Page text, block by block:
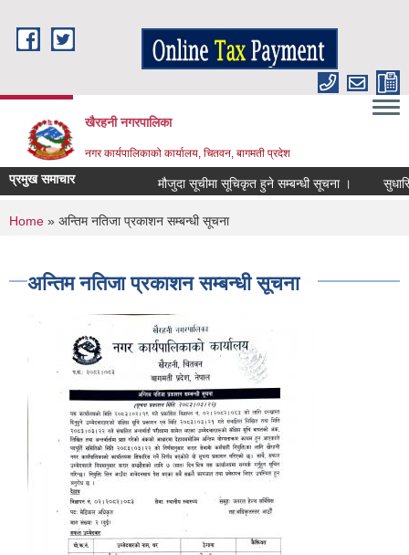
खैरहनी नगरपालिका
नगर कार्यपालिकाको कार्यालय, चितवन, बागमती प्रदेश
प्रमुख समाचार मौजुदा सूचीमा सूचिकृत हुने सम्बन्धी सूचना ।
You are here
Home » अन्तिम नतिजा प्रकाशन सम्बन्धी सूचना
अन्तिम नतिजा प्रकाशन सम्बन्धी सूचना